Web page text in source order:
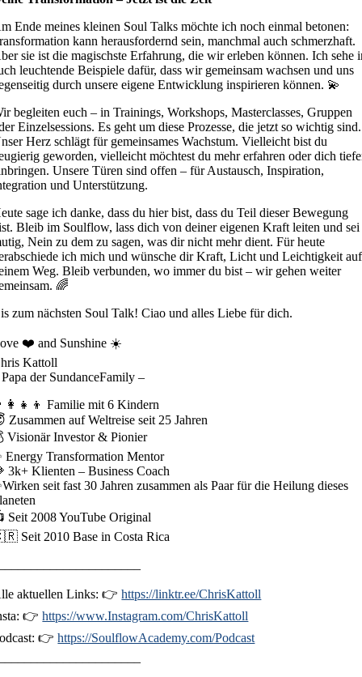
Ende meines kleinen Soul Talks möchte ich noch einmal betonen:
kann herausfordernd sein, manchmal auch schmerzhaft.
sie ist die magischste Erfahrung, die wir erleben können. Ich sehe
leuchtende Beispiele dafür, dass wir gemeinsam wachsen und uns
durch unsere eigene Entwicklung inspirieren können. 💫
begleiten euch – in Trainings, Workshops, Masterclasses, Gruppen
Einzelsessions. Es geht um diese Prozesse, die jetzt so wichtig sind.
Herz schlägt für gemeinsames Wachstum. Vielleicht bist du
geworden, vielleicht möchtest du mehr erfahren oder dich
Unsere Türen sind offen – für Austausch, Inspiration,
und Unterstützung.
sage ich danke, dass du hier bist, dass du Teil dieser Bewegung
Bleib im Soulflow, lass dich von deiner eigenen Kraft leiten und sei
Nein zu dem zu sagen, was dir nicht mehr dient. Für heute
ich mich und wünsche dir Kraft, Licht und Leichtigkeit auf
Weg. Bleib verbunden, wo immer du bist – wir gehen weiter
🌈
zum nächsten Soul Talk! Ciao und alles Liebe für dich.
❤️ and Sunshine ☀️
Kattoll
der SundanceFamily –
Familie mit 6 Kindern
Zusammen auf Weltreise seit 25 Jahren
Visionär Investor & Pionier
Energy Transformation Mentor
3k+ Klienten – Business Coach
seit fast 30 Jahren zusammen als Paar für die Heilung dieses
Seit 2008 YouTube Original
Seit 2010 Base in Costa Rica
aktuellen Links: 👉https://linktr.ee/ChrisKattoll
👉https://www.Instagram.com/ChrisKattoll
👉https://SoulflowAcademy.com/Podcast